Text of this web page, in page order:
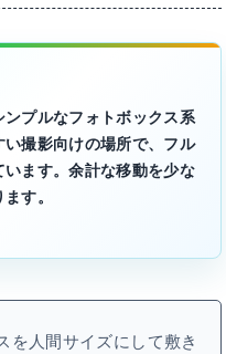
プルなフォトボックス系
撮影向けの場所で、フル
います。余計な移動を少な
す。
を人間サイズにして敷き